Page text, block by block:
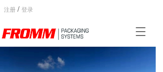
注册 / 登录
T